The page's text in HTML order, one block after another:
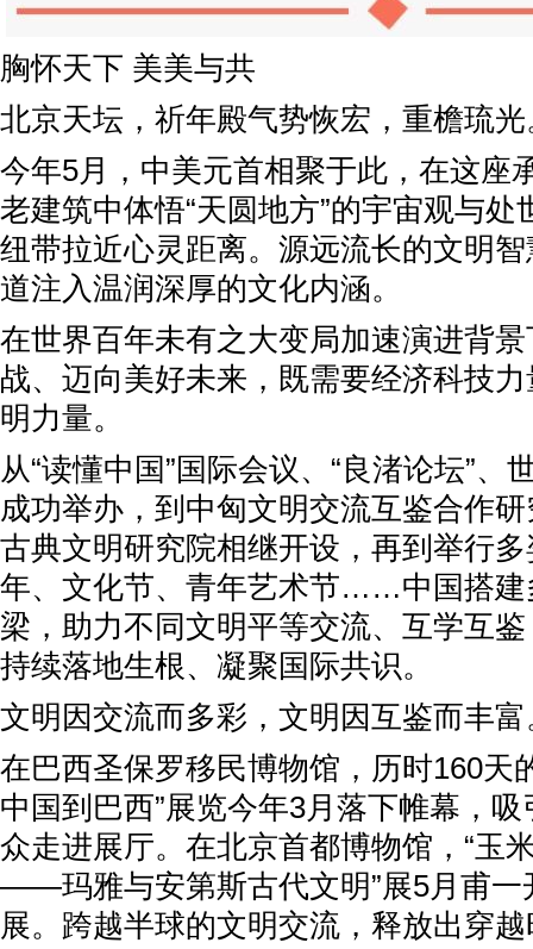
胸怀天下 美美与共
北京天坛，祈年殿气势恢宏，重檐琉光
今年5月，中美元首相聚于此，在这座
老建筑中体悟“天圆地方”的宇宙观与处
纽带拉近心灵距离。源远流长的文明
道注入温润深厚的文化内涵。
在世界百年未有之大变局加速演进背
战、迈向美好未来，既需要经济科技
明力量。
从“读懂中国”国际会议、“良渚论坛”、
成功举办，到中匈文明交流互鉴合作
古典文明研究院相继开设，再到举行
年、文化节、青年艺术节……中国搭建
梁，助力不同文明平等交流、互学互
持续落地生根、凝聚国际共识。
文明因交流而多彩，文明因互鉴而丰富
在巴西圣保罗移民博物馆，历时160
中国到巴西”展览今年3月落下帷幕，
众走进展厅。在北京首都博物馆，“玉
——玛雅与安第斯古代文明”展5月甫一
展。跨越半球的文明交流，释放出穿